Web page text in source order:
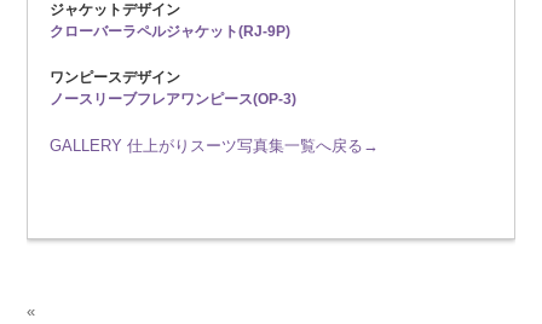
ジャケットデザイン
クローバーラペルジャケット(RJ-9P)
ワンピースデザイン
ノースリーブフレアワンピース(OP-3)
GALLERY 仕上がりスーツ写真集一覧へ戻る→
«